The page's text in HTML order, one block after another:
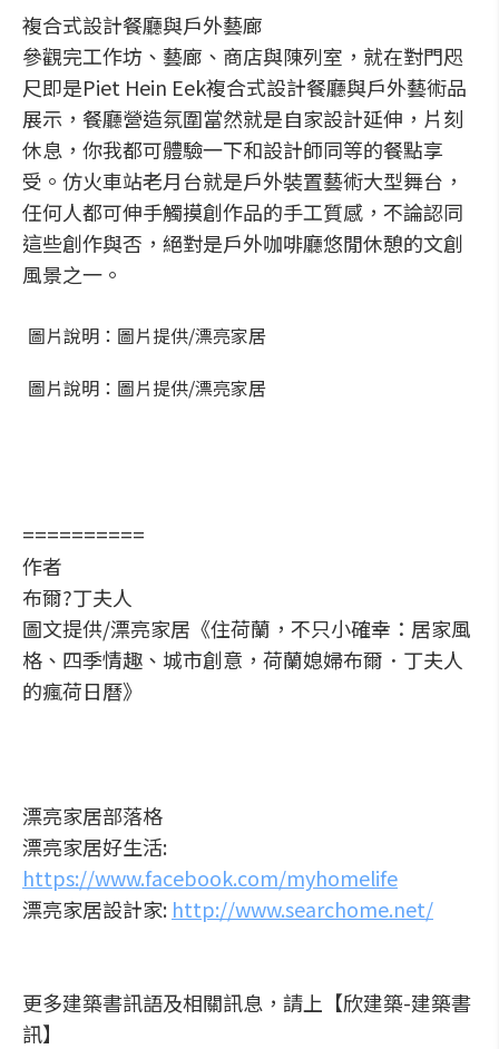
複合式設計餐廳與戶外藝廊
參觀完工作坊、藝廊、商店與陳列室，就在對門咫
尺即是Piet Hein Eek複合式設計餐廳與戶外藝術品
展示，餐廳營造氛圍當然就是自家設計延伸，片刻
休息，你我都可體驗一下和設計師同等的餐點享
受。仿火車站老月台就是戶外裝置藝術大型舞台，
任何人都可伸手觸摸創作品的手工質感，不論認同
這些創作與否，絕對是戶外咖啡廳悠閒休憩的文創
風景之一。
圖片說明：圖片提供/漂亮家居
圖片說明：圖片提供/漂亮家居
==========
作者
布爾?丁夫人
圖文提供/漂亮家居《住荷蘭，不只小確幸：居家風
格、四季情趣、城市創意，荷蘭媳婦布爾．丁夫人
的瘋荷日曆》
漂亮家居部落格
漂亮家居好生活:
https://www.facebook.com/myhomelife
漂亮家居設計家: http://www.searchome.net/
更多建築書訊語及相關訊息，請上【欣建築-建築書
訊】